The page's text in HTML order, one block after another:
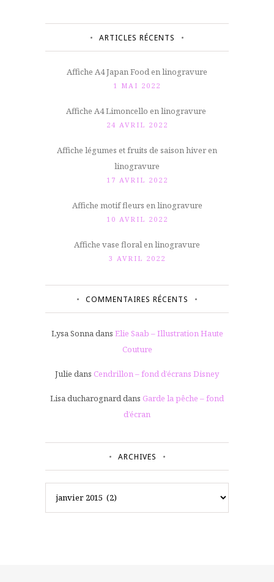
ARTICLES RÉCENTS
Affiche A4 Japan Food en linogravure
1 MAI 2022
Affiche A4 Limoncello en linogravure
24 AVRIL 2022
Affiche légumes et fruits de saison hiver en
linogravure
17 AVRIL 2022
Affiche motif fleurs en linogravure
10 AVRIL 2022
Affiche vase floral en linogravure
3 AVRIL 2022
COMMENTAIRES RÉCENTS
Lysa Sonnadans Elie Saab – Illustration Haute
Couture
Julie dans Cendrillon – fond d’écrans Disney
Lisa ducharognarddans Garde la pêche – fond
d’écran
ARCHIVES